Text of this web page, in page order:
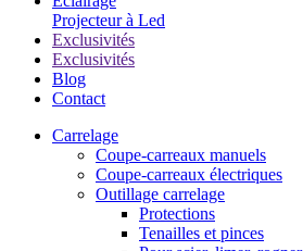
Projecteur à Led
Exclusivités
Exclusivités
Blog
Contact
Carrelage
Coupe-carreaux manuels
Coupe-carreaux électriques
Outillage carrelage
Protections
Tenailles et pinces